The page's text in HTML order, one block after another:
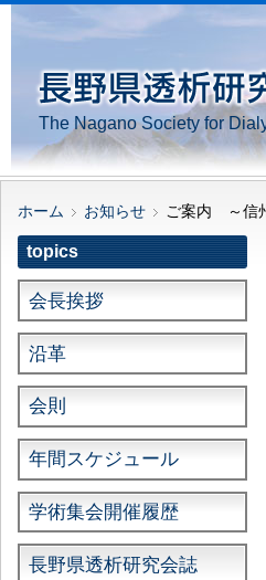
The Nagano Society for
ホーム お知らせ ご案内 ～信
topics
会長挨拶
沿革
会則
年間スケジュール
学術集会開催履歴
長野県透析研究会誌